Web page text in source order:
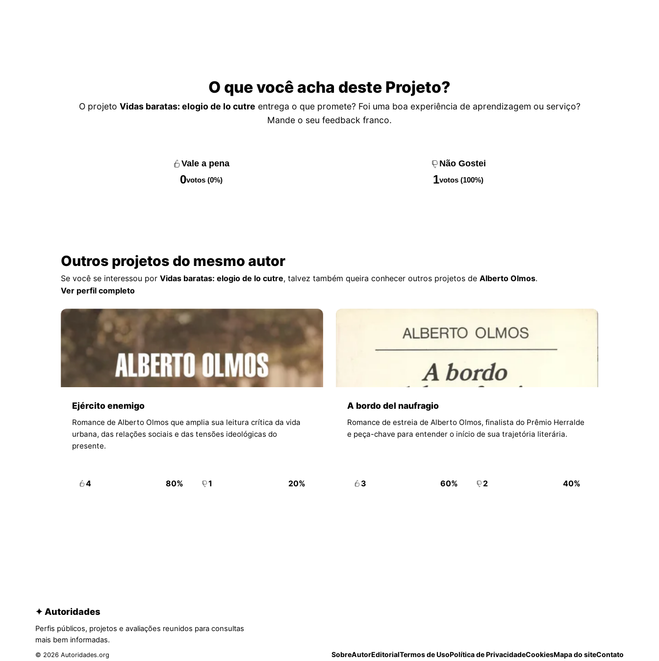
O que você acha deste Projeto?
O projeto Vidas baratas: elogio de lo cutre entrega o que promete? Foi uma boa experiência de aprendizagem ou serviço?
Mande o seu feedback franco.
Vale a pena
0votos (0%)
Não Gostei
1votos (100%)
Outros projetos do mesmo autor
Se você se interessou por Vidas baratas: elogio de lo cutre, talvez também queira conhecer outros projetos de Alberto Olmos.
Ver perfil completo
Ejército enemigo
Romance de Alberto Olmos que amplia sua leitura crítica da vida
urbana, das relações sociais e das tensões ideológicas do
presente.
4 80% 1 20%
A bordo del naufragio
Romance de estreia de Alberto Olmos, finalista do Prêmio Herralde
e peça-chave para entender o início de sua trajetória literária.
3 60% 2 40%
✦ Autoridades
Perfis públicos, projetos e avaliações reunidos para consultas
mais bem informadas.
© 2026 Autoridades.org SobreAutorEditorialTermos de UsoPolítica de PrivacidadeCookiesMapa do siteContato